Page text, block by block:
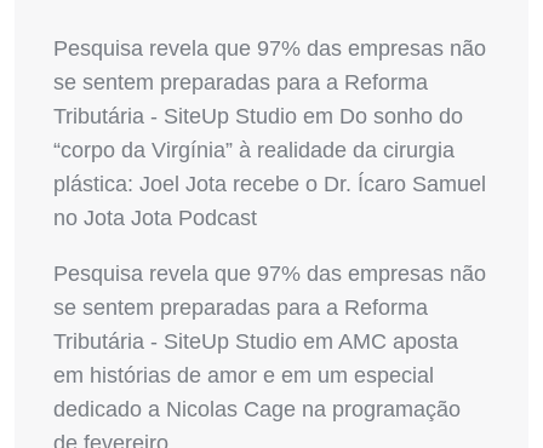
Pesquisa revela que 97% das empresas não
se sentem preparadas para a Reforma
Tributária - SiteUp Studio em Do sonho do
“corpo da Virgínia” à realidade da cirurgia
plástica: Joel Jota recebe o Dr. Ícaro Samuel
no Jota Jota Podcast
Pesquisa revela que 97% das empresas não
se sentem preparadas para a Reforma
Tributária - SiteUp Studio em AMC aposta
em histórias de amor e em um especial
dedicado a Nicolas Cage na programação
de fevereiro